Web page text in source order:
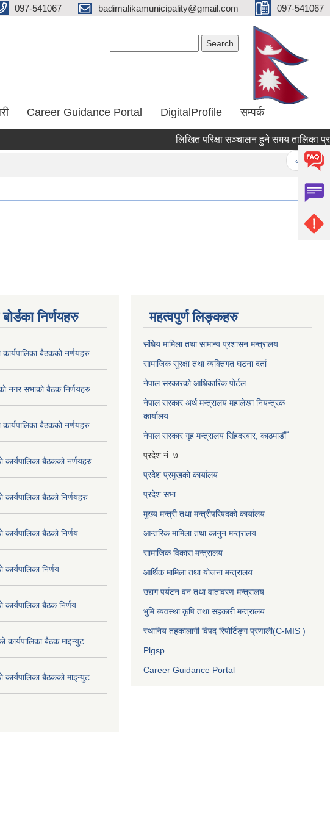
097-541067 badimalikamunicipality@gmail.com 097-541067
Career Guidance Portal DigitalProfile सम्पर्क
लिखित परिक्षा सञ्चालन हुने समय तालिका
« first
निर्णयहरु
बैठकको नर्णयहरु
नगर सभाको बैठक निर्णयहरु
बैठकको नर्णयहरु
बैठकको नर्णयहरु
बैठको निर्णयहरु
बैठको निर्णय
निर्णय
बैठक निर्णय
बैठक माइन्युट
बैठकको माइन्युट
महत्वपुर्ण लिङ्कहरु
संघिय मामिला तथा सामान्य प्रशासन मन्त्रालय
सामाजिक सुरक्षा तथा व्यक्तिगत घटना दर्ता
नेपाल सरकारको आधिकारिक पोर्टल
नेपाल सरकार अर्थ मन्त्रालय महालेखा नियन्त्रक
कार्यालय
नेपाल सरकार गृह मन्त्रालय सिंहदरबार, काठमाडौँ
प्रदेश नं. ७
प्रदेश प्रमुखको कार्यालय
प्रदेश सभा
मुख्य मन्त्री तथा मन्त्रीपरिषदको कार्यालय
आन्तरिक मामिला तथा कानुन मन्त्रालय
सामाजिक विकास मन्त्रालय
आर्थिक मामिला तथा योजना मन्त्रालय
उद्यग पर्यटन वन तथा वातावरण मन्त्रालय
भुमि ब्यवस्था कृषि तथा सहकारी मन्त्रालय
स्थानिय तहकालागी विपद रिपोर्टिङ्ग प्रणाली(C-MIS )
Plgsp
Career Guidance Portal